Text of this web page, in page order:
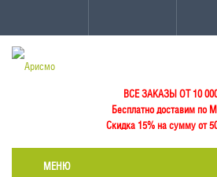
ВСЕ ЗАКАЗЫ ОТ 10
Бесплатно доставим по
Скидка 15% на сумму от
МЕНЮ